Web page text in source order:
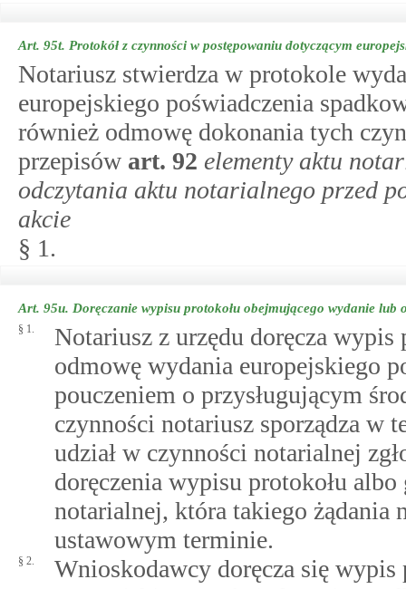
Art. 95t. Protokół z czynności w postępowaniu dotyczącym
Notariusz stwierdza w protokole
europejskiego poświadczenia
również odmowę dokonania tych
przepisów art. 92 elementy aktu
odczytania aktu notarialnego przed
akcie
§ 1.
Art. 95u. Doręczanie wypisu protokołu obejmującego wydanie
§ 1.
Notariusz z urzędu doręcza
odmowę wydania europejskiego
pouczeniem o przysługującym
czynności notariusz sporządza w
udział w czynności notarialnej
doręczenia wypisu protokołu
notarialnej, która takiego żądania
ustawowym terminie.
§ 2.
Wnioskodawcy doręcza się